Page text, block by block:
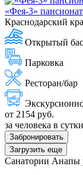
«Фея-3» пансионат
Краснодарский
Открытый
Парковка
Ресторан/бар
от 2154 руб.
за человека в сутки
Забронировать
Загрузить еще
Санатории Анапы